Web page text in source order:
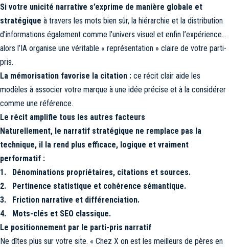
Si votre unicité narrative s’exprime de manière globale et
stratégique à travers les mots bien sûr, la hiérarchie et la distribution
d’informations également comme l’univers visuel et enfin l’expérience…
alors l’IA organise une véritable « représentation » claire de votre parti-
pris.
La mémorisation favorise la citation : ce récit clair aide les
modèles à associer votre marque à une idée précise et à la considérer
comme une référence.
Le récit amplifie tous les autres facteurs
Naturellement, le narratif stratégique ne remplace pas la
technique, il la rend plus efficace, logique et vraiment
performatif :
1. Dénominations propriétaires, citations et sources.
2. Pertinence statistique et cohérence sémantique.
3. Friction narrative et différenciation.
4. Mots-clés et SEO classique.
Le positionnement par le parti-pris narratif
Ne dîtes plus sur votre site. « Chez X on est les meilleurs de pères en